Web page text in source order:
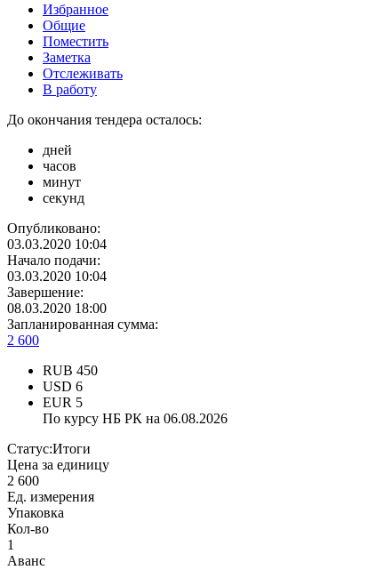
Избранное
Общие
Поместить
Заметка
Отслеживать
В работу
До окончания тендера осталось:
дней
часов
минут
секунд
Опубликовано:
03.03.2020 10:04
Начало подачи:
03.03.2020 10:04
Завершение:
08.03.2020 18:00
Запланированная сумма:
2 600
RUB 450
USD 6
EUR 5
По курсу НБ РК на 06.08.2026
Статус:Итоги
Цена за единицу
2 600
Ед. измерения
Упаковка
Кол-во
1
Аванс